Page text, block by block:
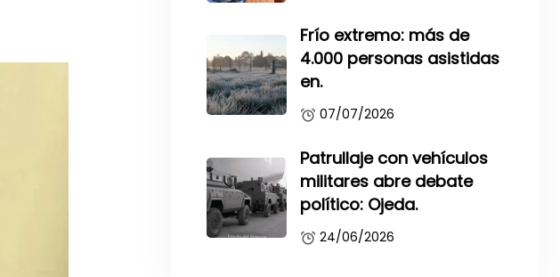
Frío extremo: más de
4.000 personas asistidas
en.
07/07/2026
Patrullaje con vehículos
militares abre debate
político: Ojeda.
24/06/2026